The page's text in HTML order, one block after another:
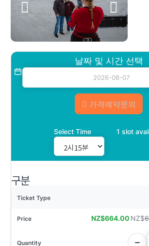
날짜 및 시간 선택
가격예약문의
Select Time 1 slot
구분
NZ$664.00 NZ$